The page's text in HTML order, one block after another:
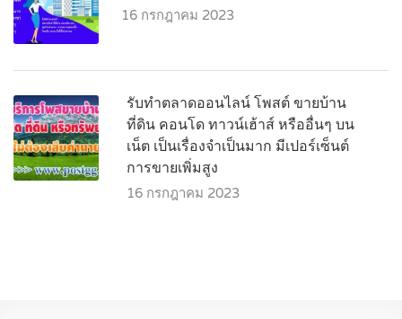
16 กรกฎาคม 2023
รับทำตลาดออนไลน์ โพสต์ ขายบ้าน
ที่ดิน คอนโด ทาวน์เฮ้าส์ หรืออื่นๆ บน
เน็ต เป็นเรื่องจำเป็นมาก มีเปอร์เซ็นต์
การขายเพิ่มสูง
16 กรกฎาคม 2023